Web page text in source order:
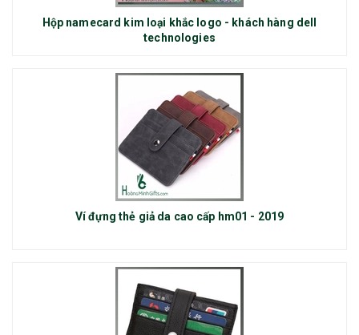
Hộp namecard kim loại khắc logo - khách hàng dell
technologies
Ví đựng thẻ giả da cao cấp hm01 - 2019